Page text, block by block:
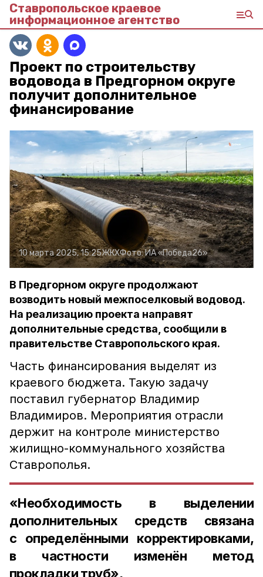
Ставропольское краевое
информационное агентство
Проект по строительству
водовода в Предгорном округе
получит дополнительное
финансирование
10 марта 2025, 15:25ЖКХФото:ИА «Победа26»
В Предгорном округе продолжают
возводить новый межпоселковый водовод.
На реализацию проекта направят
дополнительные средства, сообщили в
правительстве Ставропольского края.
Часть финансирования выделят из
краевого бюджета. Такую задачу
поставил губернатор Владимир
Владимиров. Мероприятия отрасли
держит на контроле министерство
жилищно-коммунального хозяйства
Ставрополья.
«Необходимость в выделении
дополнительных средств связана
с определёнными корректировками,
в частности изменён метод
прокладки труб»,